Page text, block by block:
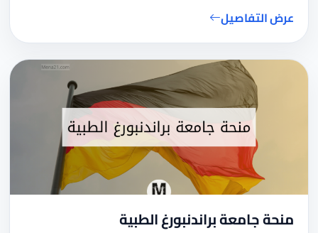
عرض التفاصيل
منحة جامعة براندنبورغ الطبية